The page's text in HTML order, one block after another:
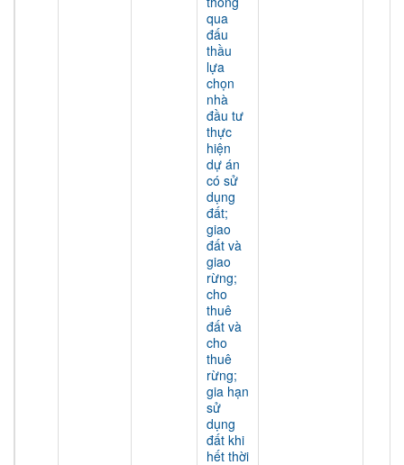
qua
đấu
thầu
lựa
chọn
nhà
đầu tư
thực
hiện
dự án
có sử
dụng
đất;
giao
đất và
giao
rừng;
cho
thuê
đất và
cho
thuê
rừng;
gia hạn
sử
dụng
đất khi
hết thời